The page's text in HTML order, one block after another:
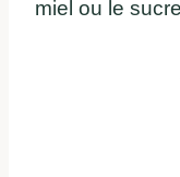
miel ou le